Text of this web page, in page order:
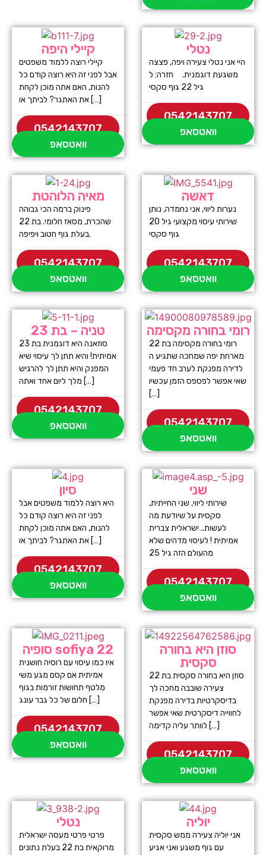
קיילי היפה
קיילי רוצה ללמוד משפטים
אבל לפני זה היא רוצה קודם כל
להנות, האם אתה מוכן לקחת
את האתגר? לביתך או […]
0542143707
וואטסאפ
נטלי
היי אני נטלי צעירה ויפה, פצצה
משגעת דוגמנית. חזרה: ל
גיל 22 גוף סקסי
0542143707
וואטסאפ
מאיה הלוהטת
פינוק ברמה הכי גבוהה
שהכרת, מסאז חלומי. בת 22
בעלת גוף חטוב ויפיפה.
0542143707
וואטסאפ
דאשה
נערות ליווי, אני נחמדה, נותן
שירותי עיסוי מקצועי גיל 20
גוף סקסי
0542143707
וואטסאפ
טניה – בת 23
סוזאנה היא דוגמנית בת 23
אמיתית! והיא תתן לך עיסוי שיא
המפנק והיא תתן לך להרגיש
מלך ליום אחד ואתה […]
0542143707
וואטסאפ
רומי בחורה מקסימה
רומי בחורה מקסימה בת 22
מארחת יפה שמחכה שתגיע ה
לדירה מפנקת לערב חד פעמי
שאי אפשר לפספס הזמן עכשיו
[…]
0542143707
וואטסאפ
סיון
היא רוצה ללמוד משפטים אבל
לפני זה היא רוצה קודם כל
להנות, האם אתה מוכן לקחת
את האתגר? לביתך או […]
0542143707
וואטסאפ
שני
שירותי ליווי, שני החייתית,
סקסית על שיודעת מה
לעשות.. ישראלית צברית
אמיתית ! לעיסוי מדהים שלא
מהעולם הזה גיל 25
0542143707
וואטסאפ
סופיה sofiya 22
איו כמו עיסוי עם רוסיה חושנית
אמיתית אם קסם מגע משי
מלטף תחושות זורמות בגוף
חלום של כל גבר עונג […]
0542143707
וואטסאפ
סוזן היא בחורה
סקסית
סוזן היא בחורה סקסית בת 22
צעירה שובבה מחכה לך
בדיסקרטיות בדירה מפנקת
לחווייה דיסקרטית שאי אפשר
לוותר עליה קדימה […]
0542143707
וואטסאפ
נטלי
פרטי פרטי מעסה ישראלית
מרוקאית בת 22 בעלת נתונים
יוליה
אני יוליה צעירה ממש סקסית
עם גוף משגע ואני אגיע